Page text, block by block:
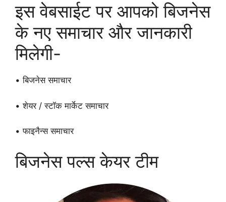
इस वेबसाईट पर आपको बिजनेस
के नए समाचार और जानकारी
मिलेगी-
• बिजनेस समाचार
• शेयर / स्टॉक मार्केट समाचार
• फाइनैन्स समाचार
बिजनेस पल्स केयर टीम